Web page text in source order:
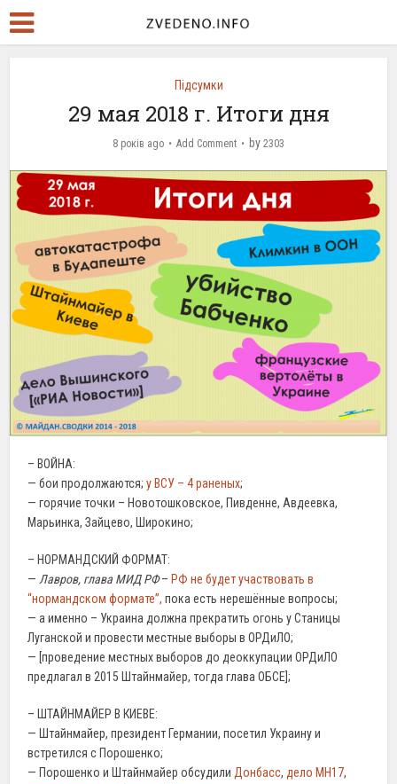
Підсумки
29 мая 2018 г. Итоги дня
8 років ago Add Comment by 2303
– ВОЙНА:
— бои продолжаются;у ВСУ – 4 раненых;
— горячие точки – Новотошковское, Пивденне, Авдеевка,
Марьинка, Зайцево, Широкино;
– НОРМАНДСКИЙ ФОРМАТ:
— Лавров, глава МИД РФ– РФ не будет участвовать в
“нормандском формате”, пока есть нерешённые вопросы;
— а именно – Украина должна прекратить огонь у Станицы
Луганской и провести местные выборы в ОРДиЛО;
— [проведение местных выборов до деоккупации ОРДиЛО
предлагал в 2015 Штайнмайер, тогда глава ОБСЕ];
– ШТАЙНМАЙЕР В КИЕВЕ:
— Штайнмайер, президент Германии, посетил Украину и
встретился с Порошенко;
— Порошенко и Штайнмайер обсудили Донбасс, дело МН17,